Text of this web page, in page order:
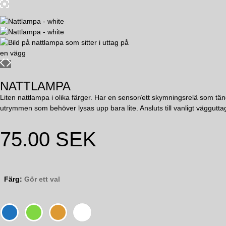
NATTLAMPA
Liten nattlampa i olika färger. Har en sensor/ett skymningsrelä som
utrymmen som behöver lysas upp bara lite. Ansluts till vanligt
75.00 SEK
Färg: Gör ett val